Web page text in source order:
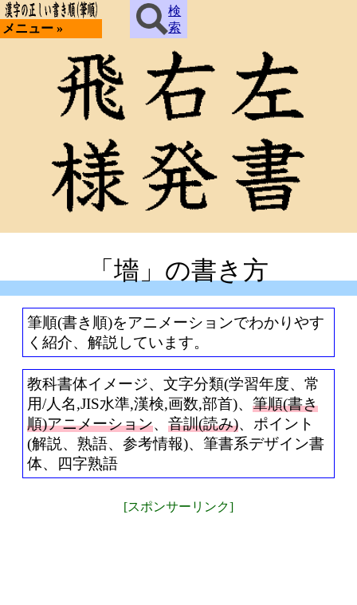
メニュー »
検
索
「墻」の書き方
筆順(書き順)をアニメーションでわかりやす
く紹介、解説しています。
教科書体イメージ、文字分類(学習年度、常
用/人名,JIS水準,漢検,画数,部首)、 筆順(書き
順)アニメーション、 音訓(読み)、ポイント
(解説、熟語、参考情報)、筆書系デザイン書
体、四字熟語
[スポンサーリンク]